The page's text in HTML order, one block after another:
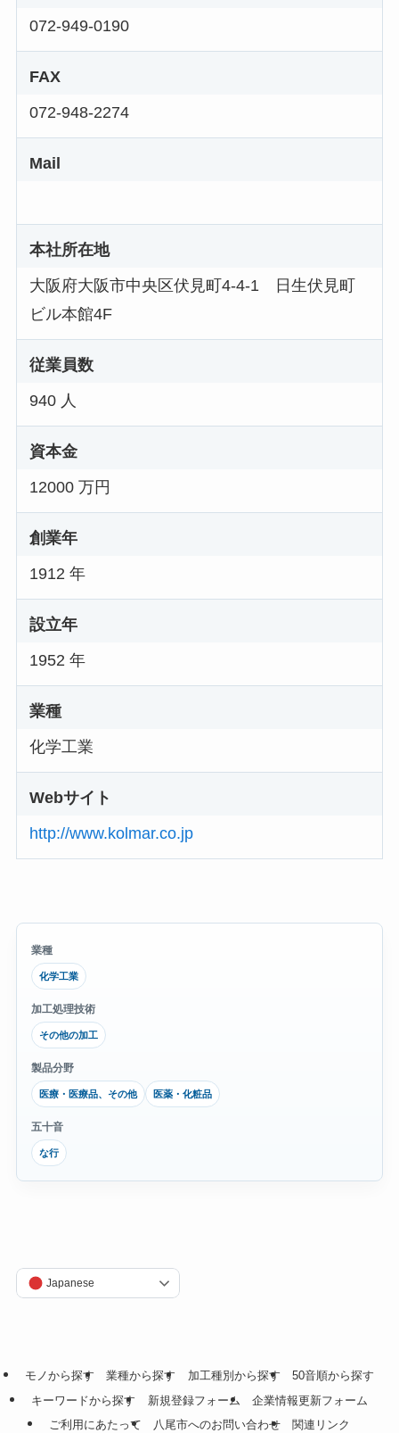
072-949-0190
FAX
072-948-2274
Mail
本社所在地
大阪府大阪市中央区伏見町4-4-1 日生伏見町
ビル本館4F
従業員数
940 人
資本金
12000 万円
創業年
1912 年
設立年
1952 年
業種
化学工業
Webサイト
http://www.kolmar.co.jp
業種
化学工業
加工処理技術
その他の加工
製品分野
医療・医療品、その他 医薬・化粧品
五十音
な行
Japanese
モノから探す 業種から探す 加工種別から探す
50音順から探す
キーワードから探す
新規登録フォーム
企業情報更新フォーム
ご利用にあたって
八尾市へのお問い合わせ 関連リンク